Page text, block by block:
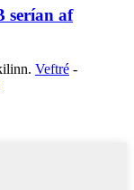
serían af
Veftré -